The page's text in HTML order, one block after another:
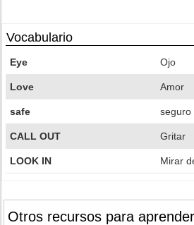
Vocabulario
Eye Ojo
Love Amor
safe seguro
CALL OUT Gritar
LOOK IN Mirar
Otros recursos para